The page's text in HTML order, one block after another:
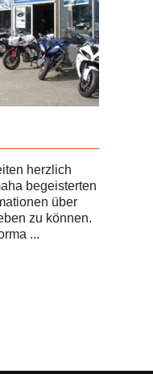
herzlich
begeisterten
über
zu können.
...